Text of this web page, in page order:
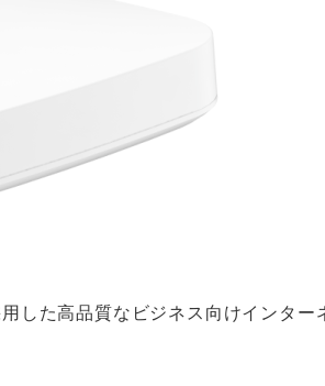
た高品質なビジネス向けインター